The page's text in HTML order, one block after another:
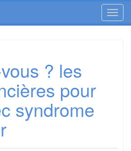
? les
pour
syndrome